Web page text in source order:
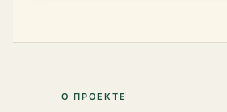
О ПРОЕКТЕ